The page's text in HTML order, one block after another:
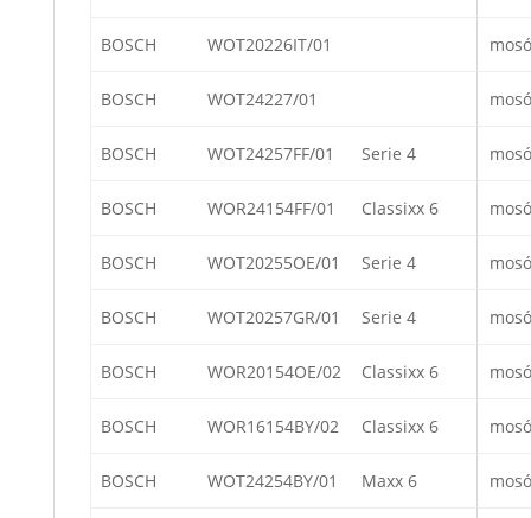
BOSCH WOT20226IT/01
BOSCH WOT24227/01
BOSCH WOT24257FF/01 Serie 4
BOSCH WOR24154FF/01 Classixx 6
BOSCH WOT20255OE/01 Serie 4
BOSCH WOT20257GR/01 Serie 4
BOSCH WOR20154OE/02 Classixx 6
BOSCH WOR16154BY/02 Classixx 6
BOSCH WOT24254BY/01 Maxx 6